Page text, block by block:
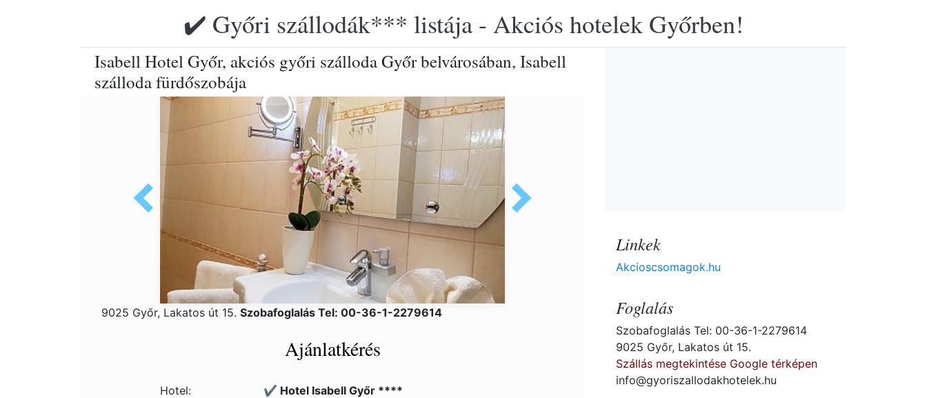
✔️ Győri szállodák*** listája - Akciós hotelek Győrben!
Isabell Hotel Győr, akciós győri szálloda Győr belvárosában, Isabell
szálloda fürdőszobája
9025 Győr, Lakatos út 15. Szobafoglalás Tel: 00-36-1-2279614
Ajánlatkérés
Hotel: ✔️ Hotel Isabell Győr ****
Linkek
Akcioscsomagok.hu
Foglalás
Szobafoglalás Tel: 00-36-1-2279614
9025 Győr, Lakatos út 15.
Szállás megtekintése Google térképen
info@gyoriszallodakhotelek.hu